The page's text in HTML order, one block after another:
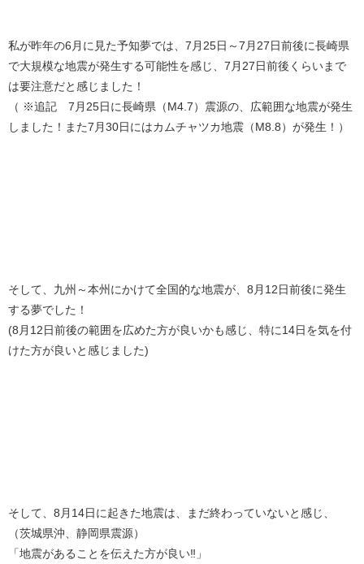
私が昨年の6月に見た予知夢では、7月25日～7月27日前後に長崎県
で大規模な地震が発生する可能性を感じ、7月27日前後くらいまで
は要注意だと感じました！
（ ※追記 7月25日に長崎県（M4.7）震源の、広範囲な地震が発生
しました！また7月30日にはカムチャツカ地震（M8.8）が発生！）
そして、九州～本州にかけて全国的な地震が、8月12日前後に発生
する夢でした！
(8月12日前後の範囲を広めた方が良いかも感じ、特に14日を気を付
けた方が良いと感じました)
そして、8月14日に起きた地震は、まだ終わっていないと感じ、
（茨城県沖、静岡県震源）
「地震があることを伝えた方が良い‼️」